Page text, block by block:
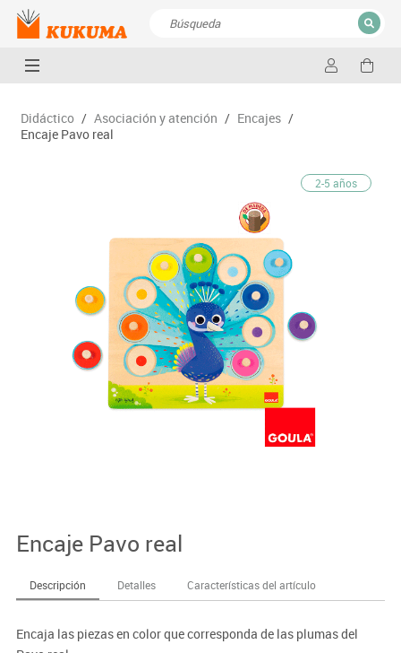
CERRAR
Didáctico / Asociación y atención / Encajes /
Encaje Pavo real
2-5 años
Encaje Pavo real
Descripción Detalles Características del artículo
Encaja las piezas en color que corresponda de las plumas del